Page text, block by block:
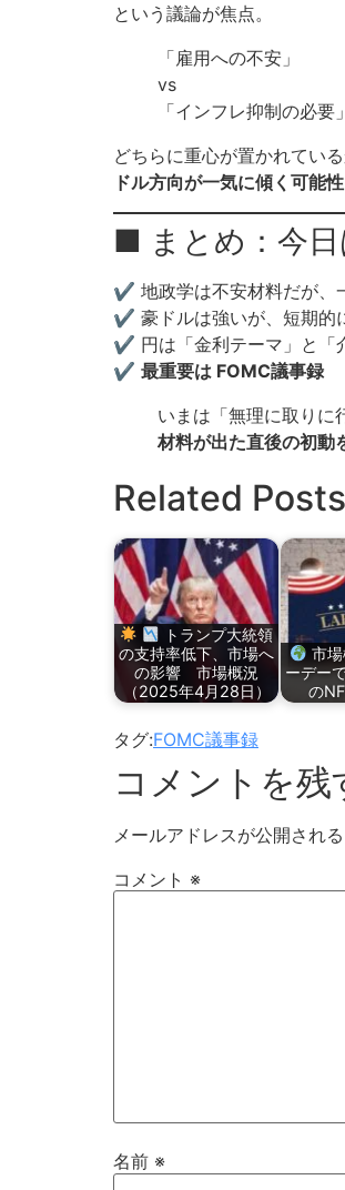
という議論が焦点。
「雇用への不安」
vs
「インフレ抑制の必要」
どちらに重心が置かれている
ドル方向が一気に傾く可能性
■ まとめ：今日
✔ 地政学は不安材料だが、
✔ 豪ドルは強いが、短期的
✔ 円は「金利テーマ」と「
✔ 最重要は FOMC議事録
いまは「無理に取りに
材料が出た直後の初動
Related
トランプ大統領
の支持率低下、市場へ
の影響 市場概況
（2025年4月28日）
市
ーデー
の
タグ:FOMC議事録
コメントを残
メールアドレスが公開され
コメント ※
名前 ※